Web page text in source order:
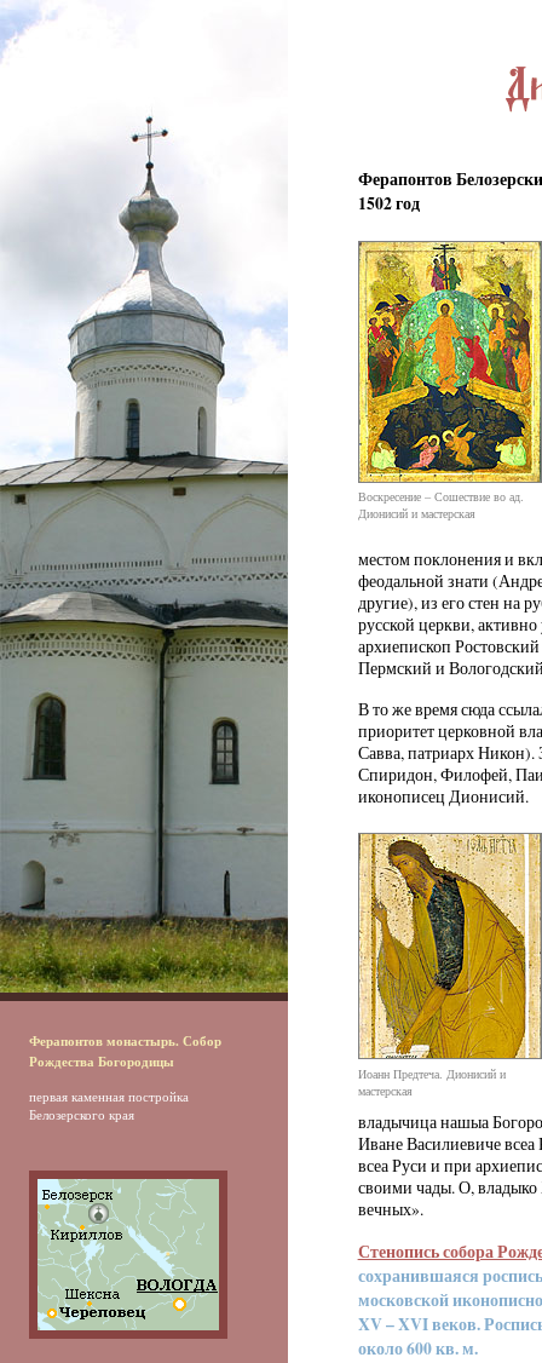
Ферапонтов монастырь. Собор
Рождества Богородицы
первая каменная постройка
Белозерского края
Ферапонтов
1502 год
Воскресение – Сошествие во ад.
Дионисий и мастерская
местом поклонения и
феодальной знати
другие), из его стен на
русской церкви,
архиепископ
Пермский и
В то же время сюда
приоритет церковной
Савва, патриарх
Спиридон, Филофей,
иконописец Дионисий.
Иоанн Предтеча. Дионисий и
мастерская
владычица нашыа
Иване Василиевиче
всеа Руси и при
своими чады. О, владыко
вечных».
Стенопись собора
сохранившаяся
московской
XV – XVI веков.
около 600 кв. м.